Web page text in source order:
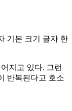
기본 크기 글자 한
지고 있다. 그런
반복된다고 호소